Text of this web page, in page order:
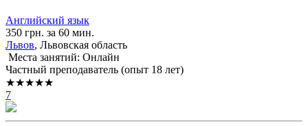
Английский язык
350 грн. за 60 мин.
Львов, Львовская область
Места занятий: Онлайн
Частный преподаватель (опыт 18 лет)
★★★★★
7